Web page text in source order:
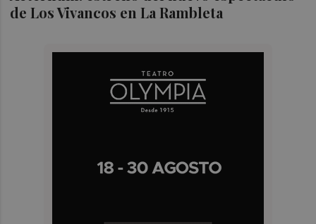
de Los Vivancos en La Rambleta